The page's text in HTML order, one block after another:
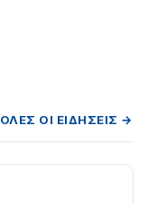
ΌΛΕΣ ΟΙ ΕΙΔΉΣΕΙΣ →